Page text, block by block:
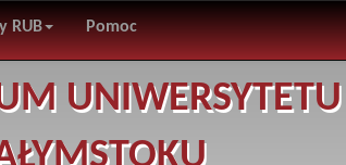
RUB Pomoc
UNIWERSYTETU